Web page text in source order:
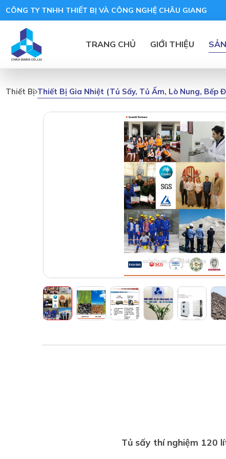
CÔNG TY TNHH THIẾT BỊ VÀ CÔNG NGHỆ CHÂU GIANG
TRANG CHỦ GIỚI THIỆU
Thiết Bị Thiết Bị Gia Nhiệt (tủ Sấy, Tủ Ấm, Lò Nung, Bếp
Tủ sấy thí nghiệm 120